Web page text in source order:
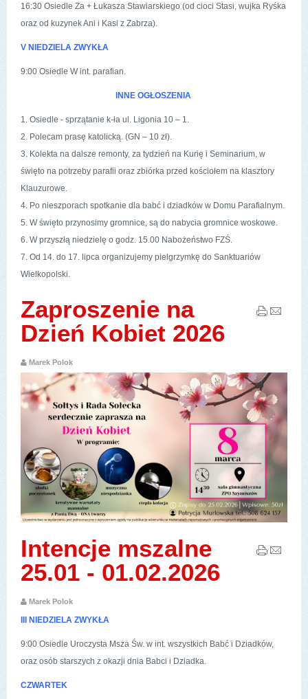
16:30 Osiedle Za + Łukasza Stawiarskiego (od cioci Stasi, wujka Ryśka
oraz od kuzynek Ani i Kasi z Zabrza).
V NIEDZIELA ZWYKŁA
9:00 Osiedle W int. parafian.
INNE OGŁOSZENIA
1. Osiedle - sprzątanie k-ła ul. Ligonia 10 – 1.
2. Polecam prasę katolicką. (GN – 10 zł).
3. Kolekta na dalsze remonty, za tydzień na Kurię i Seminarium, w
święto na potrzeby parafii oraz zbiórka przed kościołem na klasztory
Klauzurowe.
4. Po nieszporach spotkanie dla babć i dziadków w Domu Parafialnym.
5. W święto przynosimy gromnice, są do nabycia gromnice woskowe.
6. W przyszłą niedzielę o godz. 15.00 Nabożeństwo FZŚ.
7. Od 14. do 17. lipca organizujemy pielgrzymkę do Sanktuariów
Wielkopolski.
Zaproszenie na
Dzień Kobiet 2026
Marek Polok
Intencje mszalne
25.01 - 01.02.2026
Marek Polok
III NIEDZIELA ZWYKŁA
9:00 Osiedle Uroczysta Msza Św. w int. wszystkich Babć i Dziadków,
oraz osób starszych z okazji dnia Babci i Dziadka.
CZWARTEK